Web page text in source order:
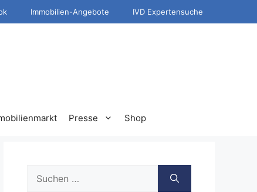
Immobilien-Angebote IVD Expertensuche
Presse Shop
nach: